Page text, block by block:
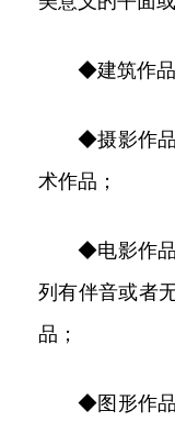
◆建筑作品
◆摄影作
术作品；
◆电影作
列有伴音或者
品；
◆图形作